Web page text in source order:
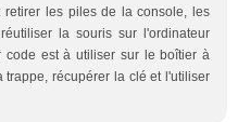
retirer les piles de la console, les
la souris sur l'ordinateur
code est à utiliser sur le boîtier à
trappe, récupérer la clé et l'utiliser